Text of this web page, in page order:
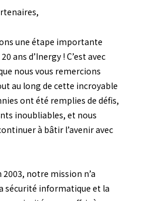
une étape importante
ans d’Inergy ! C’est avec
nous vous remercions
au long de cette incroyable
ont été remplies de défis,
inoubliables, et nous
à bâtir l’avenir avec
notre mission n’a
sécurité informatique et la